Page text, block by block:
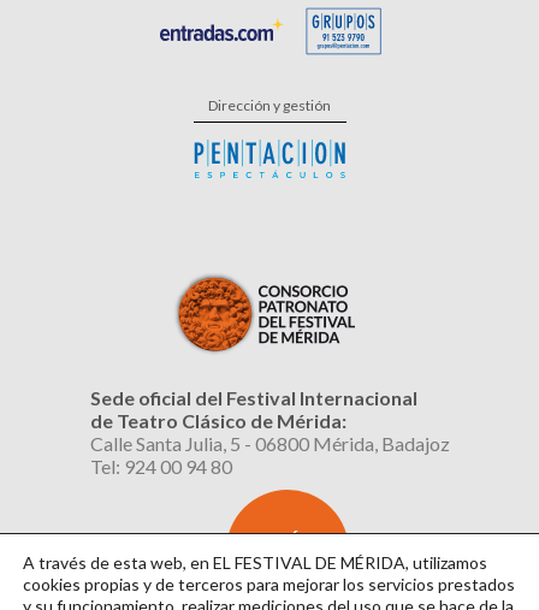
Dirección y gestión
Sede oficial del Festival Internacional
de Teatro Clásico de Mérida:
Calle Santa Julia, 5 - 06800 Mérida, Badajoz
Tel: 924 00 94 80
SUSCRÍBETE
AL BOLETÍN
A través de esta web, en EL FESTIVAL DE MÉRIDA, utilizamos
cookies propias y de terceros para mejorar los servicios prestados
y su funcionamiento, realizar mediciones del uso que se hace de la